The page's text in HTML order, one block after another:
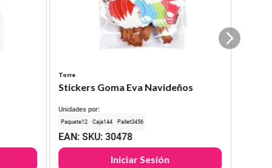
Torre
Stickers Goma Eva Navideños
Unidades por:
12 144 3456
EAN: SKU:30478
Iniciar Sesión